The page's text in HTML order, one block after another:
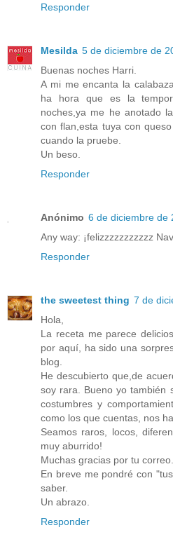
Responder
Mesilda 5 de diciembre de
Buenas noches Harri.
A mi me encanta la
ha hora que es la
noches,ya me he anotado
con flan,esta tuya con
cuando la pruebe.
Un beso.
Responder
Anónimo 6 de diciembre de
Any way: ¡felizzzzzzzzzzz
Responder
the sweetest thing 7 de
Hola,
La receta me parece
por aquí, ha sido una
blog.
He descubierto que,de
soy rara. Bueno yo también
costumbres y
como los que cuentas, nos
Seamos raros, locos,
muy aburrido!
Muchas gracias por tu correo.
En breve me pondré con
saber.
Un abrazo.
Responder